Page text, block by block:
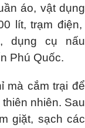
áo, vật dụng
lít, trạm điện,
dụng cụ nấu
Phú Quốc.
mà cắm trại để
nhiên. Sau
giặt, sạch các